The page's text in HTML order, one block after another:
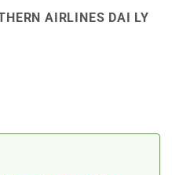
AIRLINES DAI LY